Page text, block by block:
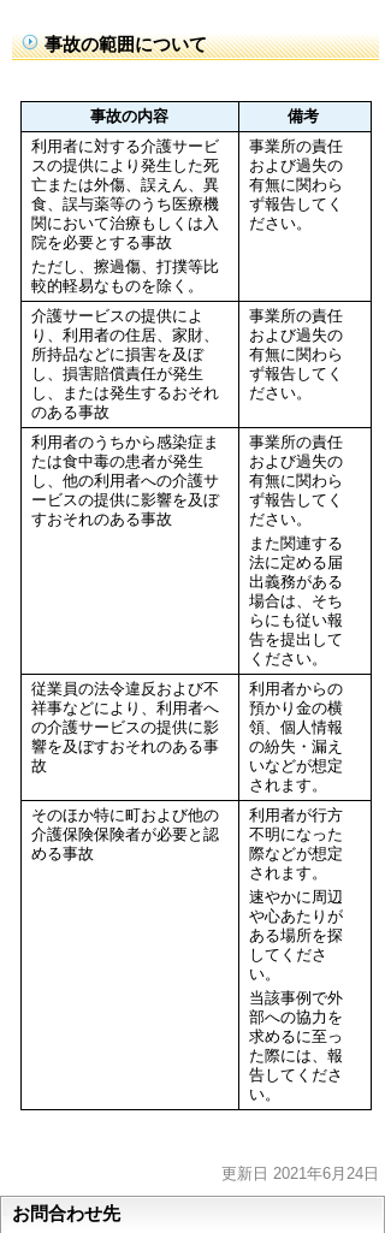
事故の範囲について
事故の内容
備考
利用者に対する介護サービ
スの提供により発生した死
亡または外傷、誤えん、異
食、誤与薬等のうち医療機
関において治療もしくは入
院を必要とする事故
ただし、擦過傷、打撲等比
較的軽易なものを除く。
事業所の責任
および過失の
有無に関わら
ず報告してく
ださい。
介護サービスの提供によ
り、利用者の住居、家財、
所持品などに損害を及ぼ
し、損害賠償責任が発生
し、または発生するおそれ
のある事故
事業所の責任
および過失の
有無に関わら
ず報告してく
ださい。
利用者のうちから感染症ま
たは食中毒の患者が発生
し、他の利用者への介護サ
ービスの提供に影響を及ぼ
すおそれのある事故
事業所の責任
および過失の
有無に関わら
ず報告してく
ださい。
また関連する
法に定める届
出義務がある
場合は、そち
らにも従い報
告を提出して
ください。
従業員の法令違反および不
祥事などにより、利用者へ
の介護サービスの提供に影
響を及ぼすおそれのある事
故
利用者からの
預かり金の横
領、個人情報
の紛失・漏え
いなどが想定
されます。
そのほか特に町および他の
介護保険保険者が必要と認
める事故
利用者が行方
不明になった
際などが想定
されます。
速やかに周辺
や心あたりが
ある場所を探
してくださ
い。
当該事例で外
部への協力を
求めるに至っ
た際には、報
告してくださ
い。
更新日 2021年6月24日
お問合わせ先